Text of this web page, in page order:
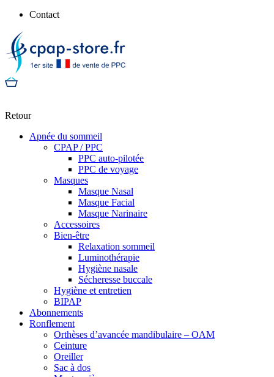
Contact
Retour
Apnée du sommeil
CPAP / PPC
PPC auto-pilotée
PPC de voyage
Masques
Masque Nasal
Masque Facial
Masque Narinaire
Accessoires
Bien-être
Relaxation sommeil
Luminothérapie
Hygiène nasale
Sécheresse buccale
Hygiène et entretien
BIPAP
Abonnements
Ronflement
Orthèses d’avancée mandibulaire – OAM
Ceinture
Oreiller
Sac à dos